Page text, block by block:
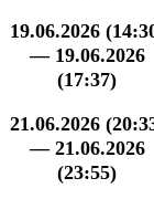
19.06.2026
— 19.06.2026
(17:37)
21.06.2026
— 21.06.2026
(23:55)